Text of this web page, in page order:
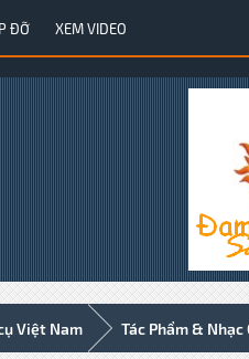
ĐỠ XEM VIDEO
Việt Nam Tác Phẩm & Nhạc